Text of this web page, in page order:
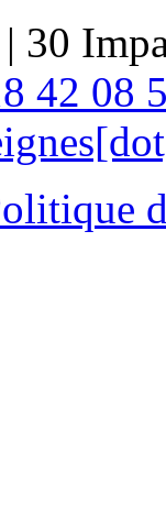
| 30
42 08